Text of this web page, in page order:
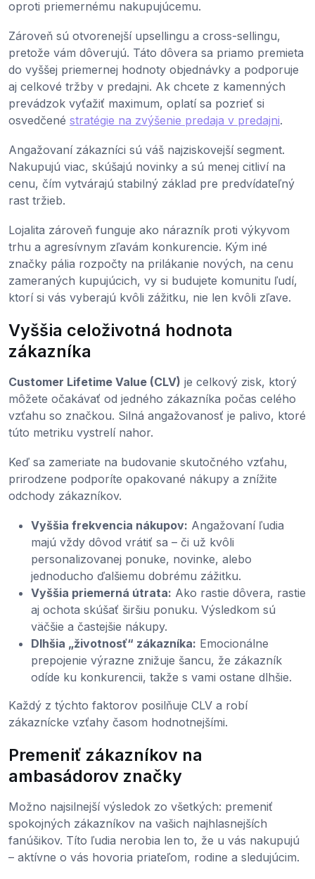
oproti priemernému nakupujúcemu.
Zároveň sú otvorenejší upsellingu a cross-sellingu,
pretože vám dôverujú. Táto dôvera sa priamo premieta
do vyššej priemernej hodnoty objednávky a podporuje
aj celkové tržby v predajni. Ak chcete z kamenných
prevádzok vyťažiť maximum, oplatí sa pozrieť si
osvedčené stratégie na zvýšenie predaja v predajni.
Angažovaní zákazníci sú váš najziskovejší segment.
Nakupujú viac, skúšajú novinky a sú menej citliví na
cenu, čím vytvárajú stabilný základ pre predvídateľný
rast tržieb.
Lojalita zároveň funguje ako nárazník proti výkyvom
trhu a agresívnym zľavám konkurencie. Kým iné
značky pália rozpočty na prilákanie nových, na cenu
zameraných kupujúcich, vy si budujete komunitu ľudí,
ktorí si vás vyberajú kvôli zážitku, nie len kvôli zľave.
Vyššia celoživotná hodnota
zákazníka
Customer Lifetime Value (CLV) je celkový zisk, ktorý
môžete očakávať od jedného zákazníka počas celého
vzťahu so značkou. Silná angažovanosť je palivo, ktoré
túto metriku vystrelí nahor.
Keď sa zameriate na budovanie skutočného vzťahu,
prirodzene podporíte opakované nákupy a znížite
odchody zákazníkov.
Vyššia frekvencia nákupov: Angažovaní ľudia
majú vždy dôvod vrátiť sa – či už kvôli
personalizovanej ponuke, novinke, alebo
jednoducho ďalšiemu dobrému zážitku.
Vyššia priemerná útrata: Ako rastie dôvera, rastie
aj ochota skúšať širšiu ponuku. Výsledkom sú
väčšie a častejšie nákupy.
Dlhšia „životnosť“ zákazníka: Emocionálne
prepojenie výrazne znižuje šancu, že zákazník
odíde ku konkurencii, takže s vami ostane dlhšie.
Každý z týchto faktorov posilňuje CLV a robí
zákaznícke vzťahy časom hodnotnejšími.
Premeniť zákazníkov na
ambasádorov značky
Možno najsilnejší výsledok zo všetkých: premeniť
spokojných zákazníkov na vašich najhlasnejších
fanúšikov. Títo ľudia nerobia len to, že u vás nakupujú
– aktívne o vás hovoria priateľom, rodine a sledujúcim.